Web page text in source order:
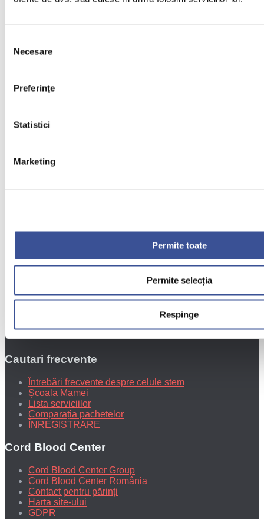
consimțământului
Necesare
Preferinţe
Statistici
Marketing
Permite toate
Permite selecția
Respinge
S.C. Cord Blood Center Laboratories S.R.L.
CUI: RO33879322
J12/810/2017
Celule stem
Cautari frecvente
Întrebări frecvente despre celule stem
Școala Mamei
Lista serviciilor
Comparația pachetelor
ÎNREGISTRARE
Cord Blood Center
Cord Blood Center Group
Cord Blood Center România
Contact pentru părinți
Harta site-ului
GDPR